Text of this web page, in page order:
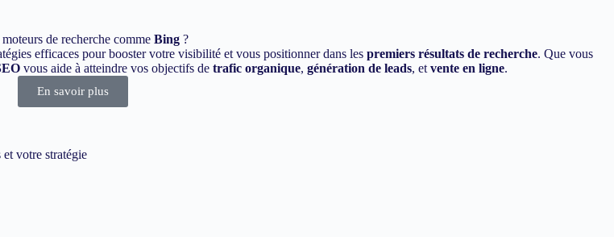
moteurs de recherche comme Bing ?
efficaces pour booster votre visibilité et vous positionner dans les premiers résultats de recherche. Que vous
vous aide à atteindre vos objectifs de trafic organique, génération de leads, et vente en ligne.
En savoir plus
votre stratégie